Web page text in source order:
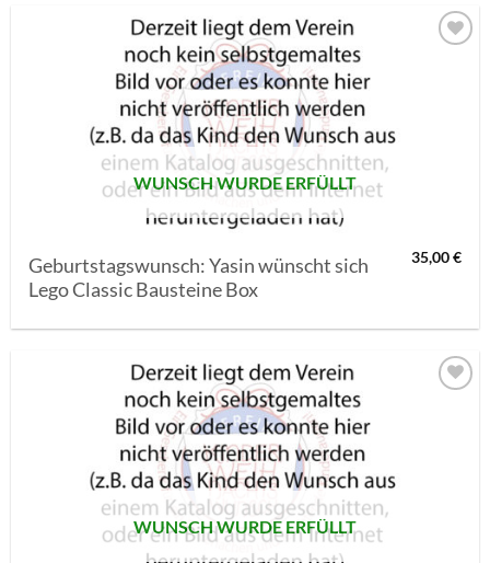
WUNSCH WURDE ERFÜLLT
Geburtstagswunsch: Yasin wünscht sich
Lego Classic Bausteine Box
35,00€
WUNSCH WURDE ERFÜLLT